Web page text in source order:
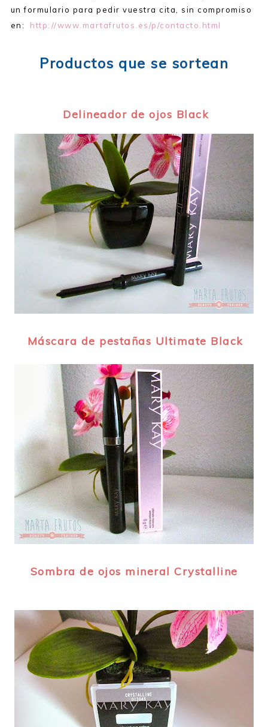
un formulario para pedir vuestra cita, sin compromiso
en: http://www.martafrutos.es/p/contacto.html
Productos que se sortean
Delineador de ojos Black
Máscara de pestañas Ultimate Black
Sombra de ojos mineral Crystalline